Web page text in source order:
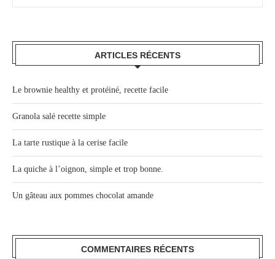
ARTICLES RÉCENTS
Le brownie healthy et protéiné, recette facile
Granola salé recette simple
La tarte rustique à la cerise facile
La quiche à l’oignon, simple et trop bonne.
Un gâteau aux pommes chocolat amande
COMMENTAIRES RÉCENTS